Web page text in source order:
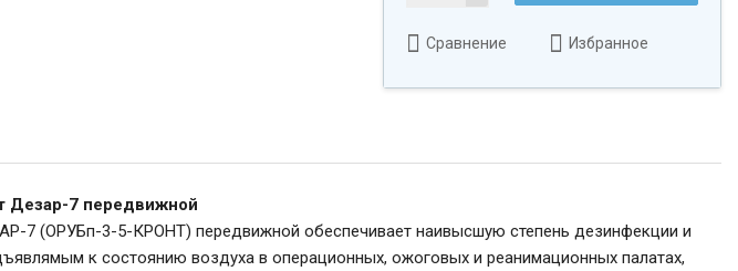
Сравнение Избранное
Дезар-7 передвижной
7 (ОРУБп-3-5-КРОНТ) передвижной обеспечивает наивысшую степень дезинфекции и
к состоянию воздуха в операционных, ожоговых и реанимационных палатах,